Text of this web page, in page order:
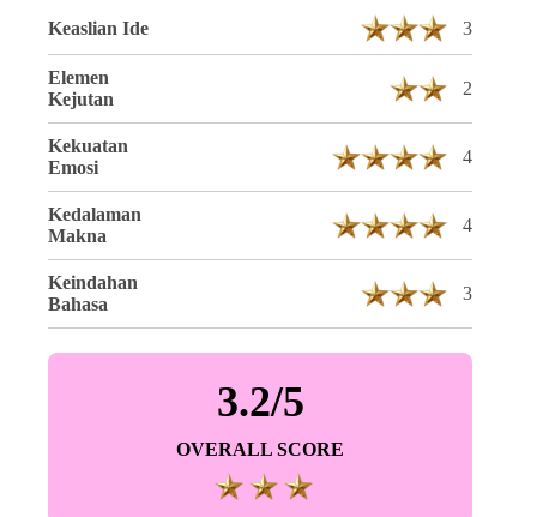
Keaslian Ide 3
Elemen
Kejutan
2
Kekuatan
Emosi
4
Kedalaman
Makna
4
Keindahan
Bahasa
3
3.2/5
OVERALL SCORE